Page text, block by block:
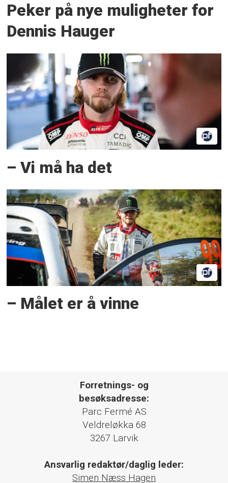
Peker på nye muligheter for
Dennis Hauger
– Vi må ha det
– Målet er å vinne
Forretnings- og
besøksadresse:
Parc Fermé AS
Veldreløkka 68
3267 Larvik
Ansvarlig redaktør/daglig leder:
Simen Næss Hagen